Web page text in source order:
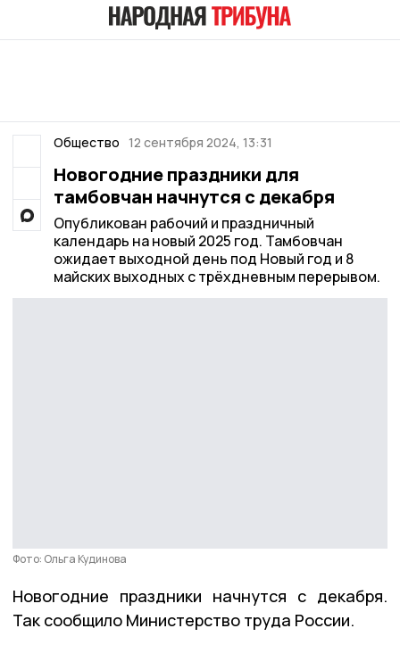
Общество 12 сентября 2024, 13:31
Новогодние праздники для
тамбовчан начнутся с декабря
Опубликован рабочий и праздничный
календарь на новый 2025 год. Тамбовчан
ожидает выходной день под Новый год и 8
майских выходных с трёхдневным перерывом.
Фото: Ольга Кудинова
Новогодние праздники начнутся с декабря.
Так сообщило Министерство труда России.